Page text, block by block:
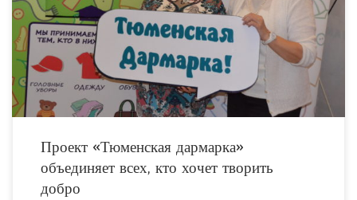
в рамках проекта «Тюменская Дармарка: программа развития неденежной
благотворительности» пополнились ещё двумя новыми ящиками. Напомним,
что социально
Проект «Тюменская дармарка»
объединяет всех, кто хочет творить
добро